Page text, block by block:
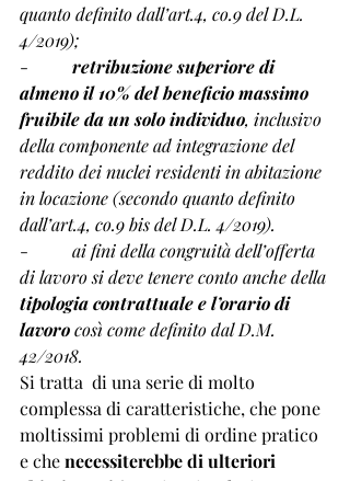
quanto definito dall’art.4, co.9 del D.L.
4/2019);
- retribuzione superiore di
almeno il 10% del beneficio massimo
fruibile da un solo individuo, inclusivo
della componente ad integrazione del
reddito dei nuclei residenti in abitazione
in locazione (secondo quanto definito
dall’art.4, co.9 bis del D.L. 4/2019).
- ai fini della congruità dell’offerta
di lavoro si deve tenere conto anche della
tipologia contrattuale e l’orario di
lavoro così come definito dal D.M.
42/2018.
Si tratta  di una serie di molto
complessa di caratteristiche, che pone
moltissimi problemi di ordine pratico
e che necessiterebbe di ulteriori